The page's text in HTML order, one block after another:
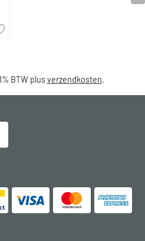
BTW plusverzendkosten.